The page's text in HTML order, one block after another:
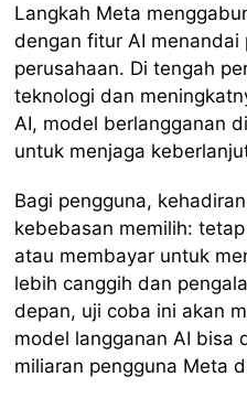
Langkah Meta
dengan fitur AI
perusahaan. Di tengah
teknologi dan
AI, model berlangganan
untuk menjaga
Bagi pengguna,
kebebasan memilih:
atau membayar untuk
lebih canggih dan
depan, uji coba ini akan
model langganan AI bisa
miliaran pengguna Meta